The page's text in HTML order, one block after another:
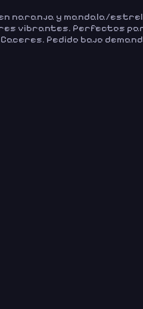
en naranja y mandala/
vibrantes. Perfectos
Pedido bajo